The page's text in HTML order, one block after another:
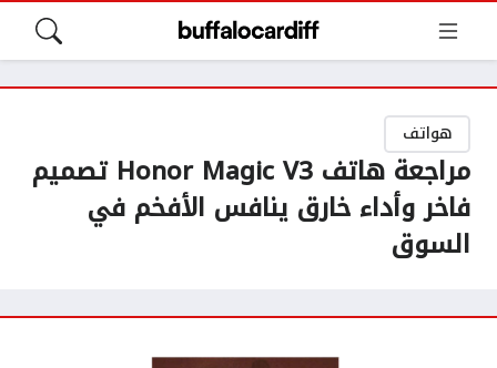
هواتف
مراجعة هاتف Honor Magic V3 تصميم
فاخر وأداء خارق ينافس الأفخم في
السوق